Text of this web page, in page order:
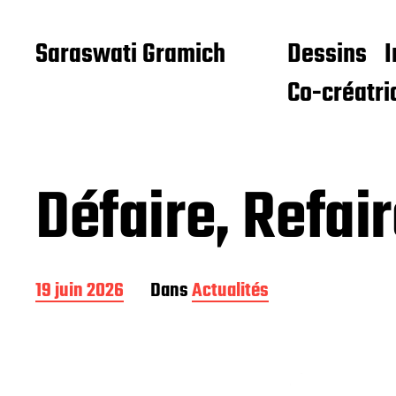
Saraswati Gramich Dessins
Co-
Défaire,
D
a
19 juin 2026 DansActualités